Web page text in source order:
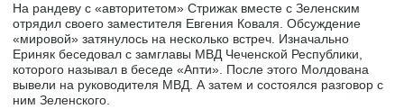
На рандеву с «авторитетом» Стрижак вместе с Зеленским
отрядил своего заместителя Евгения Коваля. Обсуждение
«мировой» затянулось на несколько встреч. Изначально
Ериняк беседовал с замглавы МВД Чеченской Республики,
которого называл в беседе «Апти». После этого Молдована
вывели на руководителя МВД. А затем и состоялся разговор с
ним Зеленского.